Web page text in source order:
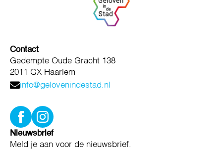
Contact
Gedempte Oude Gracht 138
2011 GX Haarlem
info@gelovenindestad.nl
Nieuwsbrief
Meld je aan voor de nieuwsbrief.